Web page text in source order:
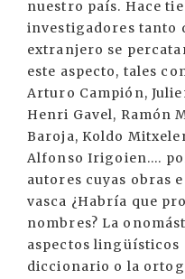
nuestro país. Hace
investigadores tanto
extranjero se
este aspecto, tales
Arturo Campión,
Henri Gavel, Ramón
Baroja, Koldo
Alfonso Irigoien....
autores cuyas obras
vasca ¿Habría que
nombres? La
aspectos lingüísticos
diccionario o la